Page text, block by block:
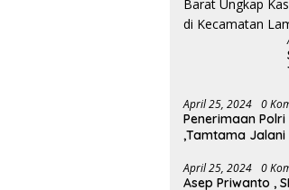
April 25, 2024 0
Penerimaan Polri
,Tamtama Jalani
April 25, 2024 0
Asep Priwanto ,